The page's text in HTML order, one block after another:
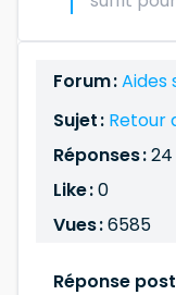
Forum :Aides
Sujet : Retour
Réponses :24
Like :0
Vues :6585
Réponse